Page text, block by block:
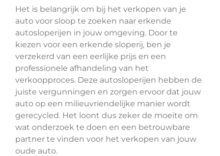
Het is belangrijk om bij het verkopen van je
auto voor sloop te zoeken naar erkende
autosloperijen in jouw omgeving. Door te
kiezen voor een erkende sloperij, ben je
verzekerd van een eerlijke prijs en een
professionele afhandeling van het
verkoopproces. Deze autosloperijen hebben de
juiste vergunningen en zorgen ervoor dat jouw
auto op een milieuvriendelijke manier wordt
gerecycled. Het loont dus zeker de moeite om
wat onderzoek te doen en een betrouwbare
partner te vinden voor het verkopen van jouw
oude auto.